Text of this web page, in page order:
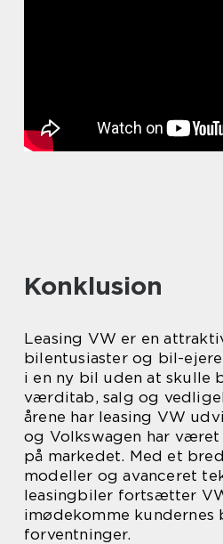
Konklusion
Leasing VW er en
bilentusiaster og bil-
i en ny bil uden at skulle
værditab, salg og
årene har leasing VW
og Volkswagen har
på markedet. Med et
modeller og avanceret
leasingbiler fortsætter
imødekomme kundernes
forventninger.